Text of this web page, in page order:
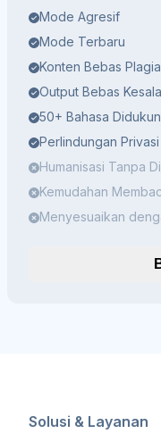
Mode Agresif
Mode Terbaru
Konten Bebas
Output Bebas
50+ Bahasa
Perlindungan
Humanisasi Tanpa
Kemudahan
Menyesuaikan
Solusi & Layanan